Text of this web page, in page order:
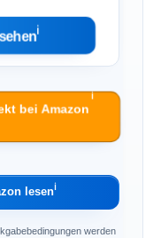
ℹ︎
bei Amazon
ℹ︎
lesenℹ︎
werden